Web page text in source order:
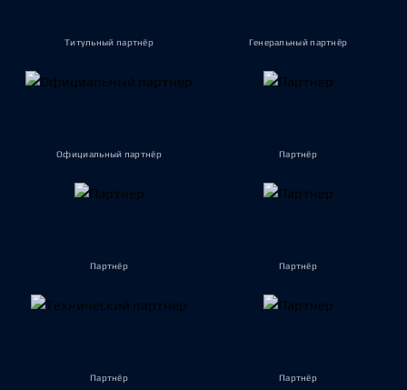
Титульный партнёр Генеральный партнёр
Официальный партнёр Партнёр
Партнёр Партнёр
Партнёр Партнёр